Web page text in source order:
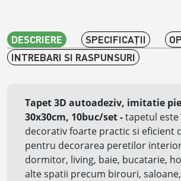
DESCRIERE SPECIFICAŢII
INTREBARI SI RASPUNSURI
Tapet 3D autoadeziv, imitatie
30x30cm, 10buc/set-tapetul
decorativ foarte practic si eficient
pentru decorarea peretilor
dormitor, living, baie, bucatarie,
alte spatii precum birouri,